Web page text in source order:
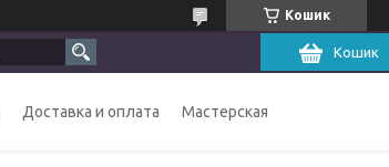
Кошик
Кошик
Доставка и оплата Мастерская